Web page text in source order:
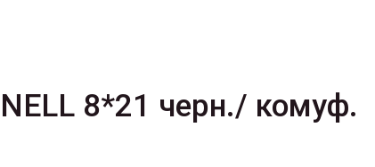
8*21 черн./ комуф.